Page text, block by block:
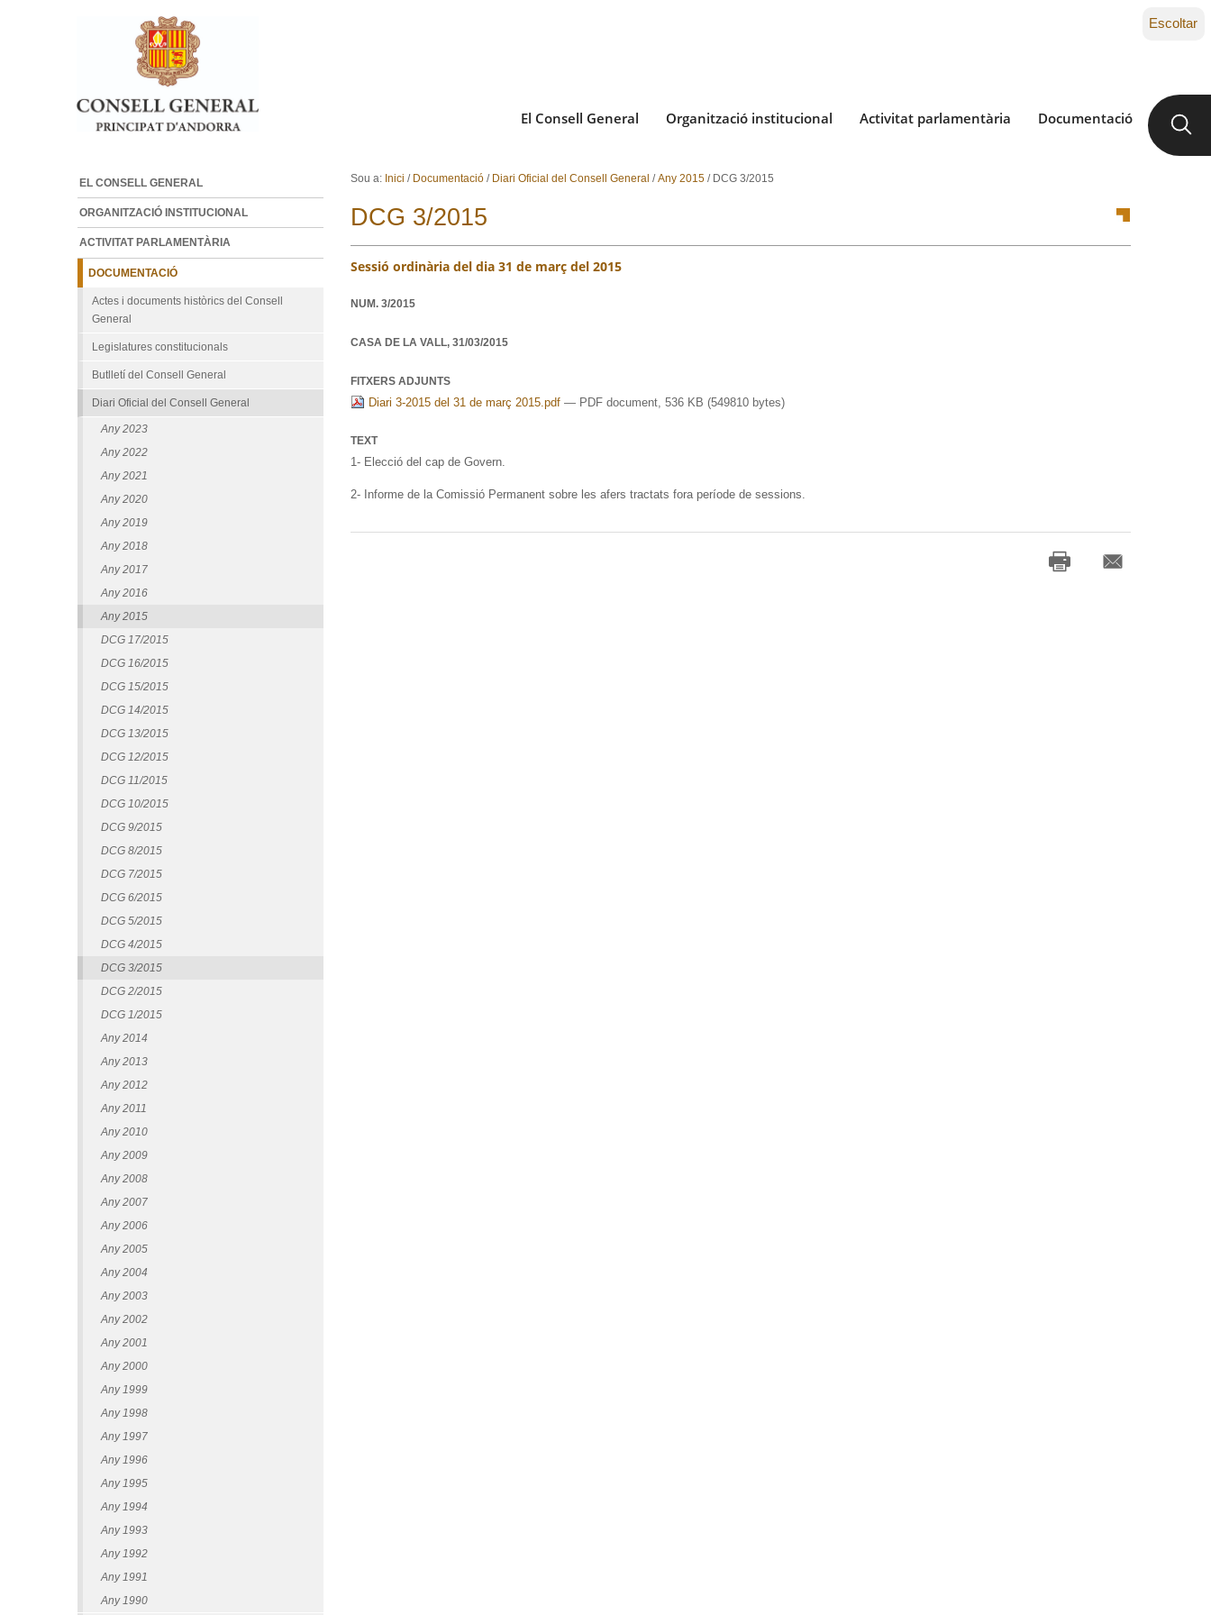
Ves al contingut.
Salta a la navegació
El Consell General Organització institucional Activitat parlamentària Documentació
Escoltar
Sou a: Inici / Documentació / Diari Oficial del Consell General /Any 2015 / DCG 3/2015
DCG 3/2015
Sessió ordinària del dia 31 de març del 2015
NUM. 3/2015
CASA DE LA VALL, 31/03/2015
FITXERS ADJUNTS
Diari 3-2015 del 31 de març 2015.pdf — PDF document, 536 KB (549810 bytes)
TEXT
1- Elecció del cap de Govern.
2- Informe de la Comissió Permanent sobre les afers tractats fora període de sessions.
EL CONSELL GENERAL
ORGANITZACIÓ INSTITUCIONAL
ACTIVITAT PARLAMENTÀRIA
DOCUMENTACIÓ
Actes i documents històrics del Consell
General
Legislatures constitucionals
Butlletí del Consell General
Diari Oficial del Consell General
Any 2023
Any 2022
Any 2021
Any 2020
Any 2019
Any 2018
Any 2017
Any 2016
Any 2015
DCG 17/2015
DCG 16/2015
DCG 15/2015
DCG 14/2015
DCG 13/2015
DCG 12/2015
DCG 11/2015
DCG 10/2015
DCG 9/2015
DCG 8/2015
DCG 7/2015
DCG 6/2015
DCG 5/2015
DCG 4/2015
DCG 3/2015
DCG 2/2015
DCG 1/2015
Any 2014
Any 2013
Any 2012
Any 2011
Any 2010
Any 2009
Any 2008
Any 2007
Any 2006
Any 2005
Any 2004
Any 2003
Any 2002
Any 2001
Any 2000
Any 1999
Any 1998
Any 1997
Any 1996
Any 1995
Any 1994
Any 1993
Any 1992
Any 1991
Any 1990